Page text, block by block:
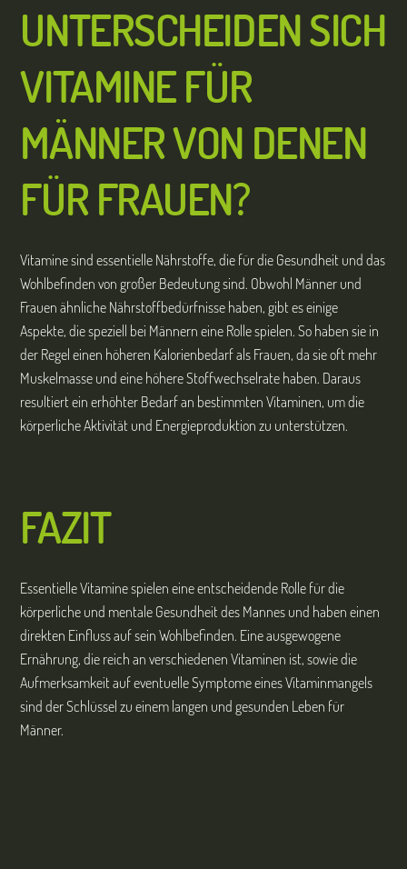
UNTERSCHEIDEN SICH
VITAMINE FÜR
MÄNNER VON DENEN
FÜR FRAUEN?
Vitamine sind essentielle Nährstoffe, die für die Gesundheit und das
Wohlbefinden von großer Bedeutung sind. Obwohl Männer und
Frauen ähnliche Nährstoffbedürfnisse haben, gibt es einige
Aspekte, die speziell bei Männern eine Rolle spielen. So haben sie in
der Regel einen höheren Kalorienbedarf als Frauen, da sie oft mehr
Muskelmasse und eine höhere Stoffwechselrate haben. Daraus
resultiert ein erhöhter Bedarf an bestimmten Vitaminen, um die
körperliche Aktivität und Energieproduktion zu unterstützen.
FAZIT
Essentielle Vitamine spielen eine entscheidende Rolle für die
körperliche und mentale Gesundheit des Mannes und haben einen
direkten Einfluss auf sein Wohlbefinden. Eine ausgewogene
Ernährung, die reich an verschiedenen Vitaminen ist, sowie die
Aufmerksamkeit auf eventuelle Symptome eines Vitaminmangels
sind der Schlüssel zu einem langen und gesunden Leben für
Männer.